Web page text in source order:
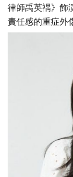
律師禹英禑》飾
責任感的重症外